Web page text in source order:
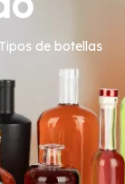
Tipos de botellas